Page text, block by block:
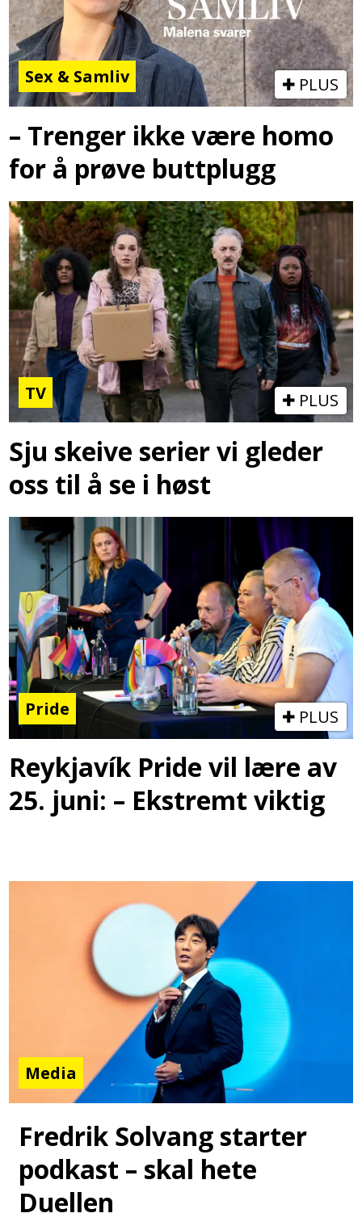
Sex & Samliv PLUS
– Trenger ikke være homo
for å prøve buttplugg
TV PLUS
Sju skeive serier vi gleder
oss til å se i høst
Pride PLUS
Reykjavík Pride vil lære av
25. juni: – Ekstremt viktig
Media
Fredrik Solvang starter
podkast – skal hete
Duellen